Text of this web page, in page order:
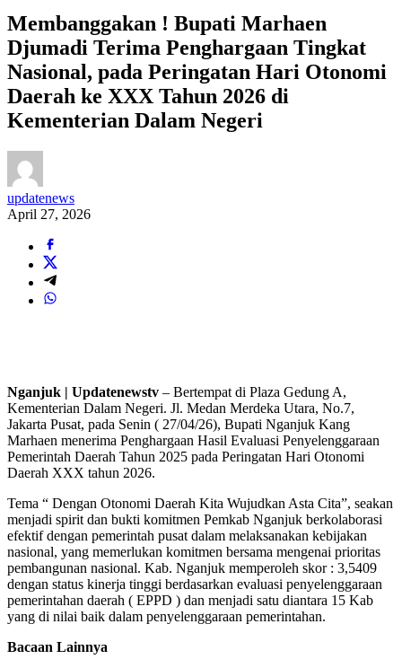
Membanggakan ! Bupati Marhaen
Djumadi Terima Penghargaan Tingkat
Nasional, pada Peringatan Hari Otonomi
Daerah ke XXX Tahun 2026 di
Kementerian Dalam Negeri
updatenews
April 27, 2026
Nganjuk | Updatenewstv – Bertempat di Plaza Gedung A,
Kementerian Dalam Negeri. Jl. Medan Merdeka Utara, No.7,
Jakarta Pusat, pada Senin ( 27/04/26), Bupati Nganjuk Kang
Marhaen menerima Penghargaan Hasil Evaluasi Penyelenggaraan
Pemerintah Daerah Tahun 2025 pada Peringatan Hari Otonomi
Daerah XXX tahun 2026.
Tema “ Dengan Otonomi Daerah Kita Wujudkan Asta Cita”, seakan
menjadi spirit dan bukti komitmen Pemkab Nganjuk berkolaborasi
efektif dengan pemerintah pusat dalam melaksanakan kebijakan
nasional, yang memerlukan komitmen bersama mengenai prioritas
pembangunan nasional. Kab. Nganjuk memperoleh skor : 3,5409
dengan status kinerja tinggi berdasarkan evaluasi penyelenggaraan
pemerintahan daerah ( EPPD ) dan menjadi satu diantara 15 Kab
yang di nilai baik dalam penyelenggaraan pemerintahan.
Bacaan Lainnya